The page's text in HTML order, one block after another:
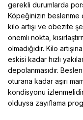
gerekli durumlarda
Köpeğinizin beslenme
kilo artışı ve obezite
önemli nokta,
olmadığıdır. Kilo
eskisi kadar hızlı
depolanmasıdır.
oturana kadar aşırı
kondisyonu
olduysa zayıflama